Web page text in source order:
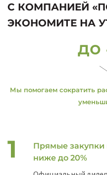
С КОМПАНИЕЙ
ЭКОНОМИТЕ НА
до
Мы помогаем сократить
Прямые закупки
ниже до 20%